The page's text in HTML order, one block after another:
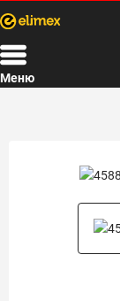
Меню